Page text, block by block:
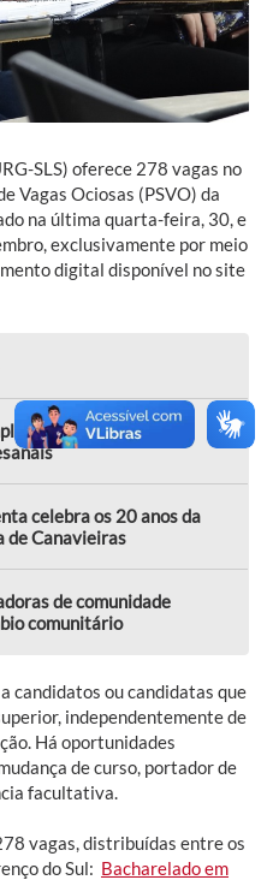
SLS) oferece 278 vagas no
Vagas Ociosas (PSVO) da
na última quarta-feira, 30, e
exclusivamente por meio
digital disponível no site
30 anos ao lado de
celebra os 20 anos da
Canavieiras
de comunidade
comunitário
candidatos ou candidatas que
independentemente de
Há oportunidades
de curso, portador de
facultativa.
vagas, distribuídas entre os
do Sul: Bacharelado em